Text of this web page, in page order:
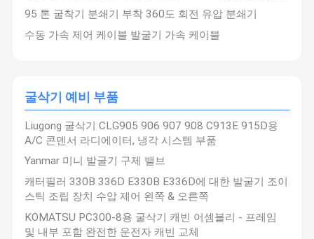
95 톤 굴착기 분쇄기 부착 360도 회전 유압 분쇄기
수동 가속 제어 케이블 발굴기 가속 케이블
굴삭기 예비 부품
Liugong 굴삭기 CLG905 906 907 908 C913E 915D용
A/C 콘덴서 라디에이터, 냉각 시스템 부품
Yanmar 미니 발굴기 구제 밸브
캐터필러 330B 336D E330B E336D에 대한 발굴기 조이
스틱 조립 장치 수압 제어 왼쪽 & 오른쪽
KOMATSU PC300-8용 굴삭기 캐빈 어셈블리 - 프레임
및 내부 포함 완전한 운전자 캐빈 교체